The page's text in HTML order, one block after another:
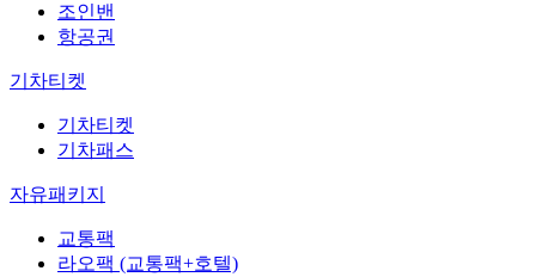
조인밴
항공권
기차티켓
기차티켓
기차패스
자유패키지
교통팩
라오팩 (교통팩+호텔)